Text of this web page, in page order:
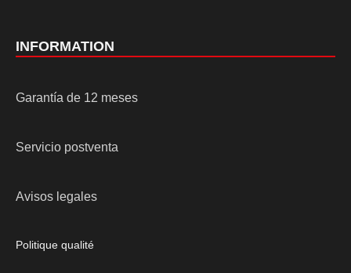
INFORMATION
Garantía de 12 meses
Servicio postventa
Avisos legales
Politique qualité